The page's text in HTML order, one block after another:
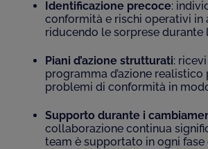
Identificazione precoce:
conformità e rischi operativi in
riducendo le sorprese durante
Piani d’azione strutturati:
programma d’azione realistico
problemi di conformità in
Supporto durante i
collaborazione continua
team è supportato in ogni fase